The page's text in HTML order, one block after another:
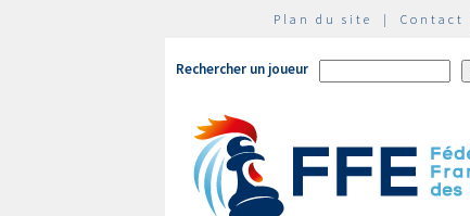
Plan du site | Contact
Rechercher un joueur